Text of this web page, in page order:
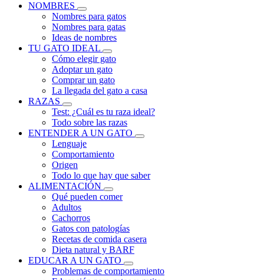
NOMBRES
Nombres para gatos
Nombres para gatas
Ideas de nombres
TU GATO IDEAL
Cómo elegir gato
Adoptar un gato
Comprar un gato
La llegada del gato a casa
RAZAS
Test: ¿Cuál es tu raza ideal?
Todo sobre las razas
ENTENDER A UN GATO
Lenguaje
Comportamiento
Origen
Todo lo que hay que saber
ALIMENTACIÓN
Qué pueden comer
Adultos
Cachorros
Gatos con patologías
Recetas de comida casera
Dieta natural y BARF
EDUCAR A UN GATO
Problemas de comportamiento